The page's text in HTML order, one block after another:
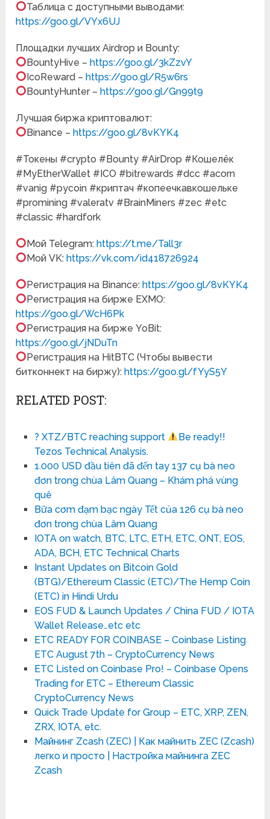
Таблица с доступными выводами:
https://goo.gl/VYx6UJ
Площадки лучших Airdrop и Bounty:
BountyHive –https://goo.gl/3kZzvY
IcoReward –https://goo.gl/R5w6rs
BountyHunter –https://goo.gl/Gn99t9
Лучшая биржа криптовалют:
Binance –https://goo.gl/8vKYK4
#Токены #crypto #Bounty #AirDrop #Кошелёк
#MyEtherWallet #ICO #bitrewards #dcc #acorn
#vanig #pycoin #криптач #копеечкавкошельке
#promining #valeratv #BrainMiners #zec #etc
#classic #hardfork
Мой Telegram:https://t.me/Tall3r
Мой VK:https://vk.com/id418726924
Регистрация на Binance:https://goo.gl/8vKYK4
Регистрация на бирже EXMO:
https://goo.gl/WcH6Pk
Регистрация на бирже YoBit:
https://goo.gl/jNDuTn
Регистрация на HitBTC (Чтобы вывести
битконнект на биржу):https://goo.gl/fYyS5Y
RELATED POST:
? XTZ/BTC reaching support
Be ready!!
Tezos Technical Analysis.
1.000 USD đầu tiên đã đến tay 137 cụ bà neo
đơn trong chùa Lâm Quang – Khám phá vùng
quê
Bữa cơm đạm bạc ngày Tết của 126 cụ bà neo
đơn trong chùa Lâm Quang
IOTA on watch, BTC, LTC, ETH, ETC, ONT, EOS,
ADA, BCH, ETC Technical Charts
Instant Updates on Bitcoin Gold
(BTG)/Ethereum Classic (ETC)/The Hemp Coin
(ETC) in Hindi Urdu
EOS FUD & Launch Updates / China FUD / IOTA
Wallet Release…etc etc
ETC READY FOR COINBASE – Coinbase Listing
ETC August 7th – CryptoCurrency News
ETC Listed on Coinbase Pro! – Coinbase Opens
Trading for ETC – Ethereum Classic
CryptoCurrency News
Quick Trade Update for Group – ETC, XRP, ZEN,
ZRX, IOTA, etc.
Майнинг Zcash (ZEC) | Как майнить ZEC (Zcash)
легко и просто | Настройка майнинга ZEC
Zcash